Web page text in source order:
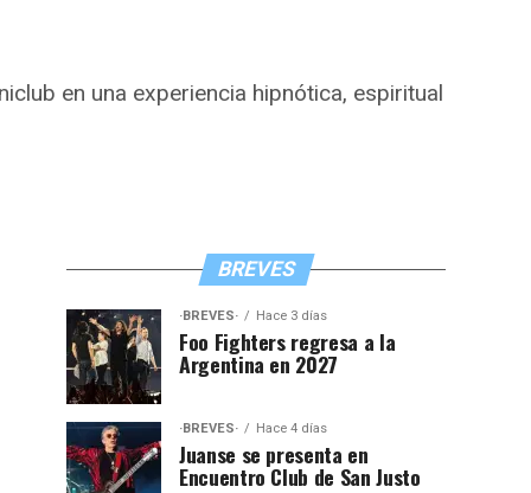
en una experiencia hipnótica, espiritual
BREVES
·BREVES· Hace 3 días
Foo Fighters regresa a la
Argentina en 2027
·BREVES· Hace 4 días
Juanse se presenta en
Encuentro Club de San Justo